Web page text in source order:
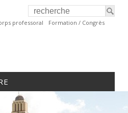
professoral Formation / Congrès